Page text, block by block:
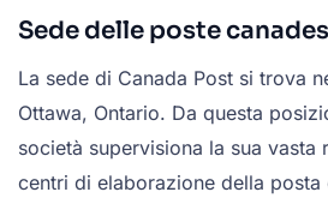
Sede delle poste
La sede di Canada Post si trova
Ottawa, Ontario. Da questa
società supervisiona la sua
centri di elaborazione della posta